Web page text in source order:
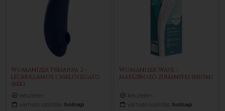
Womanizer Premium 2 -
léghullámos csiklóizgató
(kék)
készleten
várható szállítás: holnap
Womanizer Wave -
masszírozó zuhanyfej (króm)
készleten
várható szállítás: holnap